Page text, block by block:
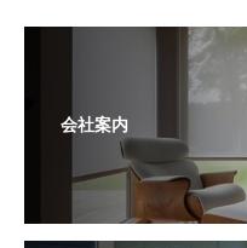
会社案内